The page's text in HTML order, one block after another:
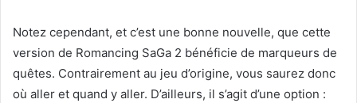
Notez cependant, et c’est une bonne nouvelle, que cette
version de Romancing SaGa 2 bénéficie de marqueurs de
quêtes. Contrairement au jeu d’origine, vous saurez donc
où aller et quand y aller. D’ailleurs, il s’agit d’une option :